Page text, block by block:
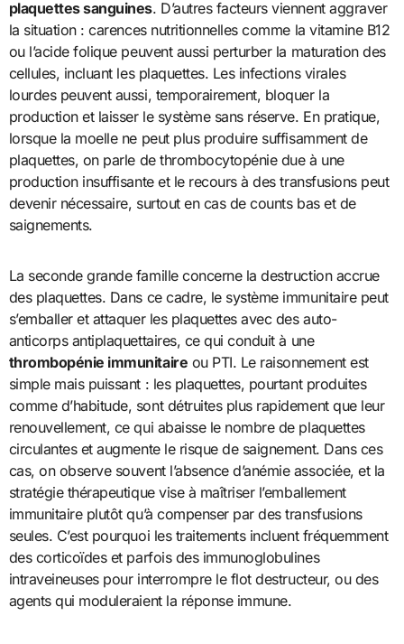
plaquettes sanguines. D’autres facteurs viennent aggraver
la situation : carences nutritionnelles comme la vitamine B12
ou l’acide folique peuvent aussi perturber la maturation des
cellules, incluant les plaquettes. Les infections virales
lourdes peuvent aussi, temporairement, bloquer la
production et laisser le système sans réserve. En pratique,
lorsque la moelle ne peut plus produire suffisamment de
plaquettes, on parle de thrombocytopénie due à une
production insuffisante et le recours à des transfusions peut
devenir nécessaire, surtout en cas de counts bas et de
saignements.
La seconde grande famille concerne la destruction accrue
des plaquettes. Dans ce cadre, le système immunitaire peut
s’emballer et attaquer les plaquettes avec des auto-
anticorps antiplaquettaires, ce qui conduit à une
thrombopénie immunitaire ou PTI. Le raisonnement est
simple mais puissant : les plaquettes, pourtant produites
comme d’habitude, sont détruites plus rapidement que leur
renouvellement, ce qui abaisse le nombre de plaquettes
circulantes et augmente le risque de saignement. Dans ces
cas, on observe souvent l’absence d’anémie associée, et la
stratégie thérapeutique vise à maîtriser l’emballement
immunitaire plutôt qu’à compenser par des transfusions
seules. C’est pourquoi les traitements incluent fréquemment
des corticoïdes et parfois des immunoglobulines
intraveineuses pour interrompre le flot destructeur, ou des
agents qui moduleraient la réponse immune.